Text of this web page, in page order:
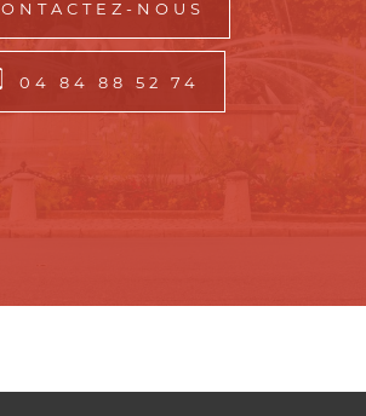
CONTACTEZ-NOUS
04 84 88 52 74